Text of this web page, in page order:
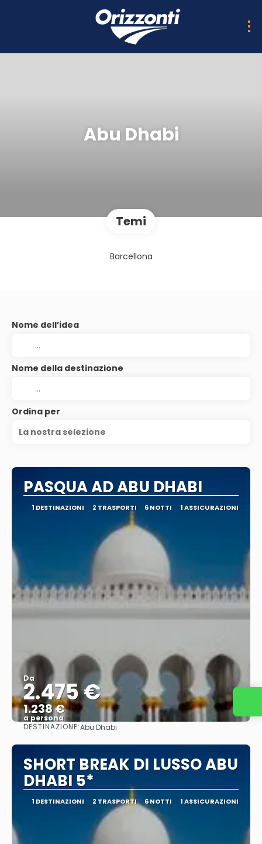
Abu Dhabi
Temi
Barcellona
Nome dell’idea
Nome della destinazione
Ordina per
La nostra selezione
PASQUA AD ABU DHABI
1 DESTINAZIONI 2 TRASPORTI 6 NOTTI 1 ASSICURAZIONI
Da
2.475 €
1.238 €
a persona
DESTINAZIONE:Abu Dhabi
SHORT BREAK DI LUSSO ABU
DHABI 5*
1 DESTINAZIONI 2 TRASPORTI 6 NOTTI 1 ASSICURAZIONI
Contattaci